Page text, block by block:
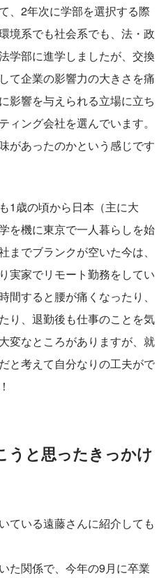
、2年次に学部を選択する際
境系でも社会系でも、法・政
学部に進学しましたが、交換
て企業の影響力の大きさを痛
影響を与えられる立場に立ち
ィング会社を選んでいます。
があったのかという感じです
1歳の頃から日本（主に大
を機に東京で一人暮らしを始
でブランクが空いた今は、
実家でリモート勤務をしてい
間すると腰が痛くなったり、
り、退勤後も仕事のことを気
変なところがありますが、就
と考えて自分なりの工夫がで
うと思ったきっかけ
ている遠藤さんに紹介しても
た関係で、今年の9月に卒業